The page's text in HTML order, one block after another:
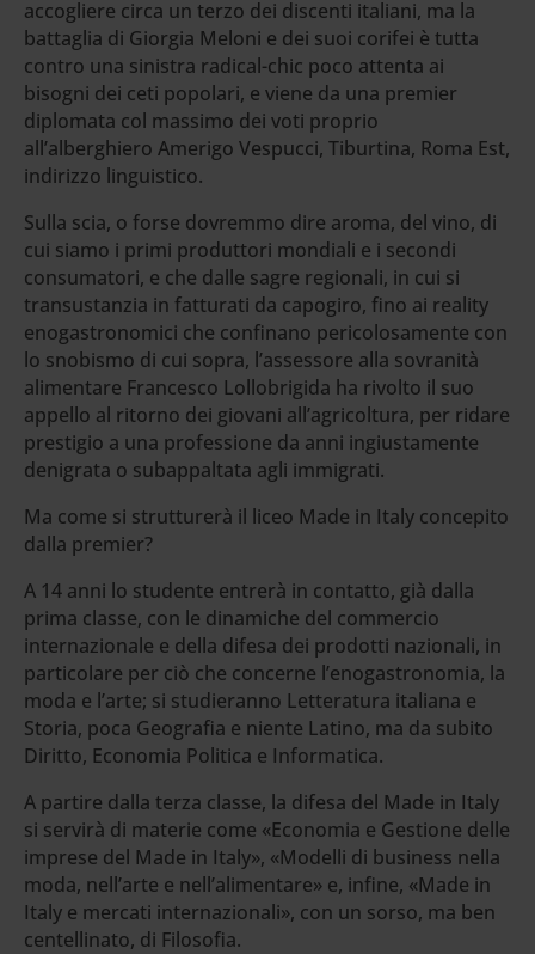
accogliere circa un terzo dei discenti italiani, ma la
battaglia di Giorgia Meloni e dei suoi corifei è tutta
contro una sinistra radical-chic poco attenta ai
bisogni dei ceti popolari, e viene da una premier
diplomata col massimo dei voti proprio
all’alberghiero Amerigo Vespucci, Tiburtina, Roma Est,
indirizzo linguistico.
Sulla scia, o forse dovremmo dire aroma, del vino, di
cui siamo i primi produttori mondiali e i secondi
consumatori, e che dalle sagre regionali, in cui si
transustanzia in fatturati da capogiro, fino ai reality
enogastronomici che confinano pericolosamente con
lo snobismo di cui sopra, l’assessore alla sovranità
alimentare Francesco Lollobrigida ha rivolto il suo
appello al ritorno dei giovani all’agricoltura, per ridare
prestigio a una professione da anni ingiustamente
denigrata o subappaltata agli immigrati.
Ma come si strutturerà il liceo Made in Italy concepito
dalla premier?
A 14 anni lo studente entrerà in contatto, già dalla
prima classe, con le dinamiche del commercio
internazionale e della difesa dei prodotti nazionali, in
particolare per ciò che concerne l’enogastronomia, la
moda e l’arte; si studieranno Letteratura italiana e
Storia, poca Geografia e niente Latino, ma da subito
Diritto, Economia Politica e Informatica.
A partire dalla terza classe, la difesa del Made in Italy
si servirà di materie come «Economia e Gestione delle
imprese del Made in Italy», «Modelli di business nella
moda, nell’arte e nell’alimentare» e, infine, «Made in
Italy e mercati internazionali», con un sorso, ma ben
centellinato, di Filosofia.